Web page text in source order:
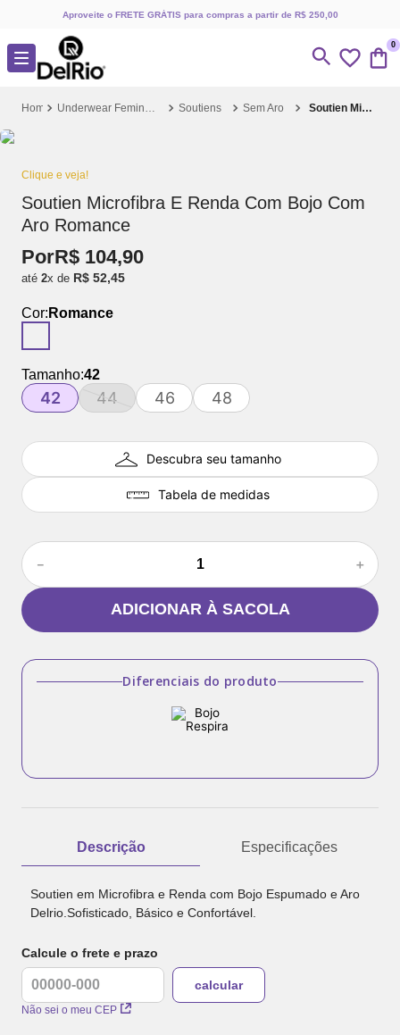
Aproveite o FRETE GRÁTIS para compras a partir de R$ 250,00
0
Underwear Feminino Soutiens Sem Aro Soutien Microfibra E Renda Com Bojo Com Aro Romance
Clique e veja!
Soutien Microfibra E Renda Com Bojo Com
Aro Romance
PorR$ 104,90
até 2x de R$ 52,45
Cor: Romance
Tamanho:42
42 44 46 48
Descubra seu tamanho
Tabela de medidas
＋
－
ADICIONAR À SACOLA
Diferenciais do produto
Descrição Especificações
Soutien em Microfibra e Renda com Bojo Espumado e Aro
Delrio.Sofisticado, Básico e Confortável.
Calcule o frete e prazo
Não sei o meu CEP